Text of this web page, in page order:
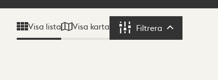
Visa lista Visa karta Filtrera Filtrera